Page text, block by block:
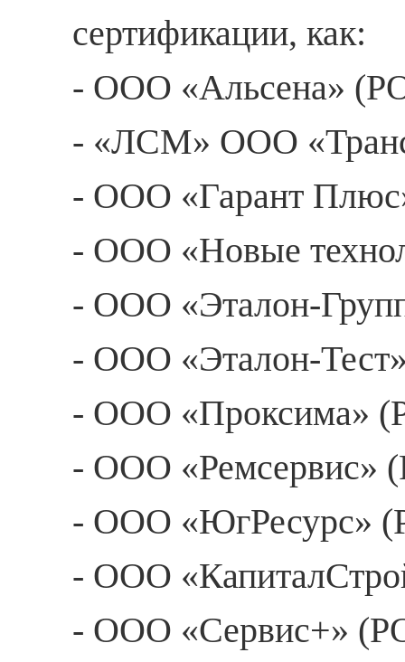
сертификации, как:
- ООО «Альсена»
- «ЛСМ» ООО
- ООО «Гарант
- ООО «Новые
- ООО «Эталон-
- ООО «Эталон-
- ООО «Проксима»
- ООО «Ремсервис»
- ООО «ЮгРесурс»
- ООО
- ООО «Сервис+»